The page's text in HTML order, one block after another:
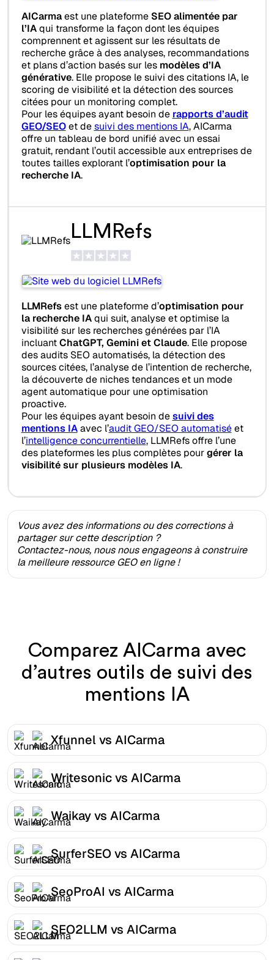
AICarmaest une plateforme SEO alimentée par
l’IAqui transforme la façon dont les équipes
comprennent et agissent sur les résultats de
recherche grâce à des analyses, recommandations
et plans d’action basés sur les modèles d’IA
générative. Elle propose le suivi des citations IA, le
scoring de visibilité et la détection des sources
citées pour un monitoring complet.
Pour les équipes ayant besoin de rapports d’audit
GEO/SEOet desuivi des mentions IA, AICarma
offre un tableau de bord unifié avec un essai
gratuit, rendant l’outil accessible aux entreprises de
toutes tailles explorant l’optimisation pour la
recherche IA.
LLMRefs
LLMRefsest une plateforme d’optimisation pour
la recherche IAqui suit, analyse et optimise la
visibilité sur les recherches générées par l’IA
incluantChatGPT, Gemini et Claude. Elle propose
des audits SEO automatisés, la détection des
sources citées, l’analyse de l’intention de recherche,
la découverte de niches tendances et un mode
agent automatique pour une optimisation
proactive.
Pour les équipes ayant besoin desuivi des
mentions IAavec l’audit GEO/SEO automatiséet
l’intelligence concurrentielle, LLMRefs offre l’une
des plateformes les plus complètes pourgérer la
visibilité sur plusieurs modèles IA.
Vous avez des informations ou des corrections à
partager sur cette description ?
Contactez-nous, nous nous engageons à construire
la meilleure ressource GEO en ligne !
Comparez AICarma avec
d’autres outils de suivi des
mentions IA
Xfunnel vs AICarma
Writesonic vs AICarma
Waikay vs AICarma
SurferSEO vs AICarma
SeoProAI vs AICarma
SEO2LLM vs AICarma